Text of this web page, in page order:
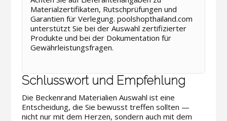
Materialzertifikaten, Rutschprüfungen und
Garantien für Verlegung. poolshopthailand.com
unterstützt Sie bei der Auswahl zertifizierter
Produkte und bei der Dokumentation für
Gewährleistungsfragen.
Schlusswort und Empfehlung
Die Beckenrand Materialien Auswahl ist eine
Entscheidung, die Sie bewusst treffen sollten —
nicht nur mit dem Herzen, sondern auch mit dem